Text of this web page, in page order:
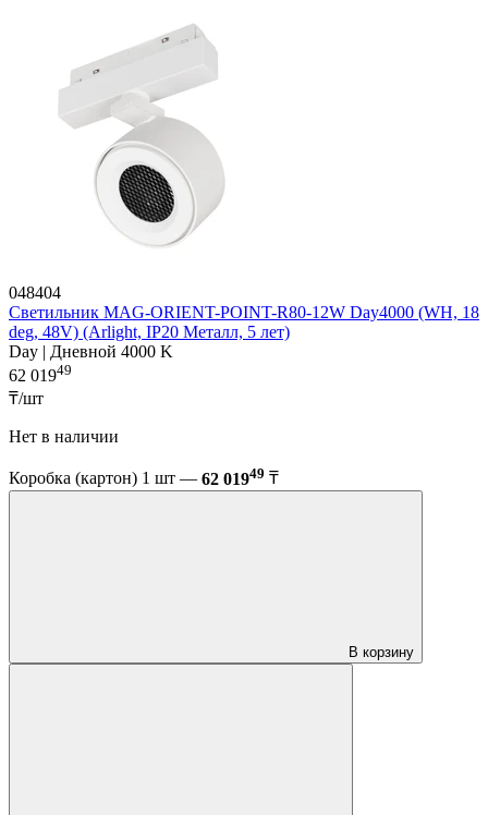
048404
Светильник MAG-ORIENT-POINT-R80-12W Day4000 (WH, 18
deg, 48V) (Arlight, IP20 Металл, 5 лет)
Day | Дневной 4000 K
62 01949
₸/шт
Нет в наличии
Коробка (картон) 1 шт — 62 01949 ₸
В корзину